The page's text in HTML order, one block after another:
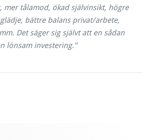
mer tålamod, ökad självinsikt, högre
bättre balans privat/arbete,
Det säger sig självt att en sådan
lönsam investering.”